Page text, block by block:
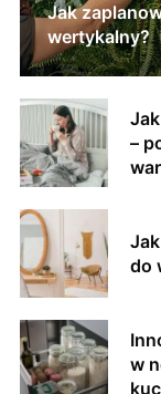
Jak
wertykalny?
–
do
w